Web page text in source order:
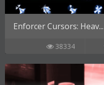
Enforcer Cursors: Heav...
38334